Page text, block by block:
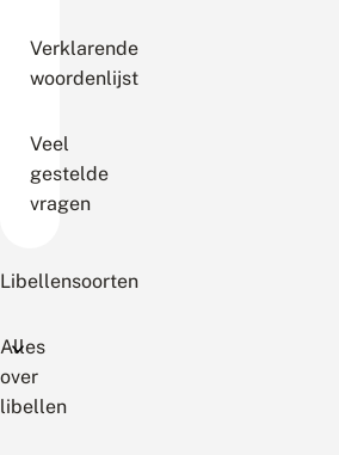
Verklarende
woordenlijst
Veel
gestelde
vragen
Libellensoorten
Alles
over
libellen